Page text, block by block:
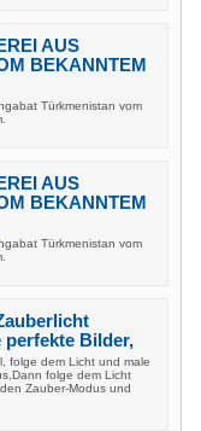
AUS
BEKANNTEM
Türkmenistan vom
AUS
BEKANNTEM
Türkmenistan vom
perfekte Bilder,
folge dem Licht und male
folge dem Licht
Zauber-Modus und